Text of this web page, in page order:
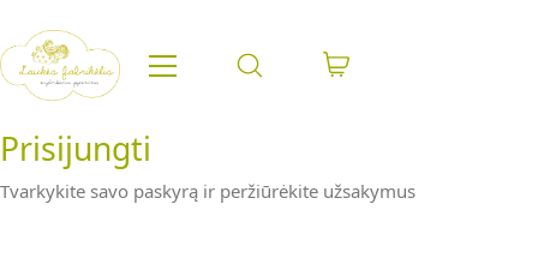
Prisijungti
Tvarkykite savo paskyrą ir peržiūrėkite užsakymus